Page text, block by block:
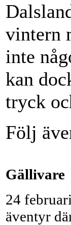
vintern
inte
kan
tryck
Följ
Gällivare
24
äventyr